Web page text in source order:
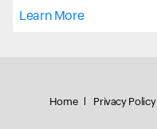
Learn More
Home Privacy Policy